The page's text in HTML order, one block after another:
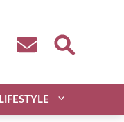
LIFESTYLE